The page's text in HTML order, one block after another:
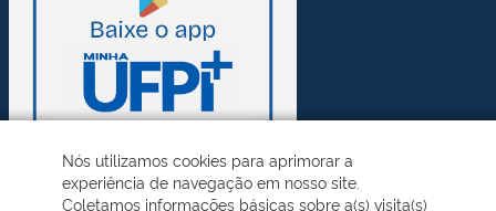
Nós utilizamos cookies para aprimorar a
experiência de navegação em nosso site.
Coletamos informações básicas sobre a(s) visita(s)